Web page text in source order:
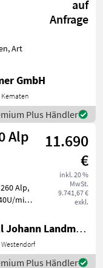
auf
Anfrage
Art
GmbH
Kematen
Plus Händler
Alp
11.690
€
inkl. 20 %
MwSt.
9.741,67 €
exkl.
Alp,
Stöckl Johann Landmaschinen GesmbH & Co KG
Westendorf
Plus Händler